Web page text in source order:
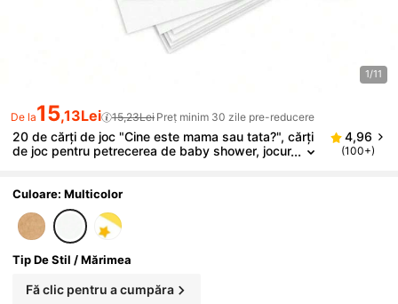
1/11
De la15,13Lei 15,23Lei Preț minim 30 zile pre-reducere
20 de cărți de joc "Cine este mama sau tata?", cărți
de joc pentru petrecerea de baby shower, jocur
t sau fată
4,96
(100+)
Culoare: Multicolor
Tip De Stil / Mărimea
Fă clic pentru a cumpăra